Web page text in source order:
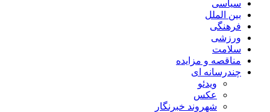
سیاسی
بین الملل
فرهنگی
ورزشی
سلامت
مناقصه و مزایده
چندرسانه ای
ویدئو
عکس
شهروند خبرنگار